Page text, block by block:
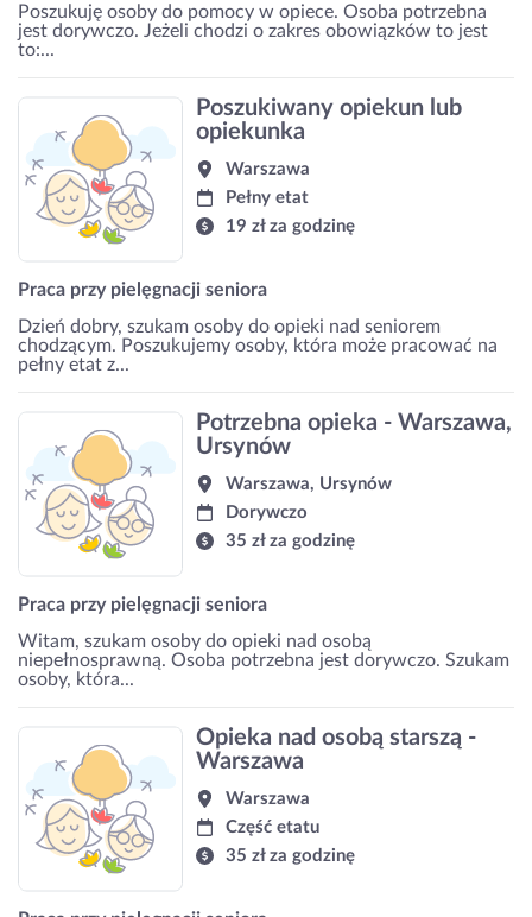
Poszukuję osoby do pomocy w opiece. Osoba potrzebna
jest dorywczo. Jeżeli chodzi o zakres obowiązków to jest
to:...
Poszukiwany opiekun lub
opiekunka
Warszawa
Pełny etat
19 zł za godzinę
Praca przy pielęgnacji seniora
Dzień dobry, szukam osoby do opieki nad seniorem
chodzącym. Poszukujemy osoby, która może pracować na
pełny etat z...
Potrzebna opieka - Warszawa,
Ursynów
Warszawa, Ursynów
Dorywczo
35 zł za godzinę
Praca przy pielęgnacji seniora
Witam, szukam osoby do opieki nad osobą
niepełnosprawną. Osoba potrzebna jest dorywczo. Szukam
osoby, która...
Opieka nad osobą starszą -
Warszawa
Warszawa
Część etatu
35 zł za godzinę